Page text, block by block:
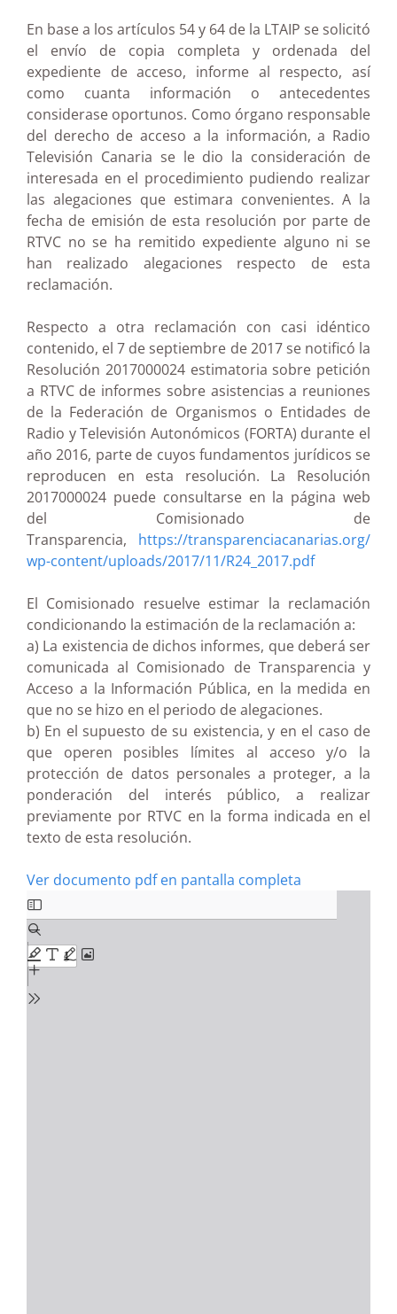
En base a los artículos 54 y 64 de la LTAIP se solicitó
el envío de copia completa y ordenada del
expediente de acceso, informe al respecto, así
como cuanta información o antecedentes
considerase oportunos. Como órgano responsable
del derecho de acceso a la información, a Radio
Televisión Canaria se le dio la consideración de
interesada en el procedimiento pudiendo realizar
las alegaciones que estimara convenientes. A la
fecha de emisión de esta resolución por parte de
RTVC no se ha remitido expediente alguno ni se
han realizado alegaciones respecto de esta
reclamación.
Respecto a otra reclamación con casi idéntico
contenido, el 7 de septiembre de 2017 se notificó la
Resolución 2017000024 estimatoria sobre petición
a RTVC de informes sobre asistencias a reuniones
de la Federación de Organismos o Entidades de
Radio y Televisión Autonómicos (FORTA) durante el
año 2016, parte de cuyos fundamentos jurídicos se
reproducen en esta resolución. La Resolución
2017000024 puede consultarse en la página web
del Comisionado de
Transparencia, https://transparenciacanarias.org/
wp-content/uploads/2017/11/R24_2017.pdf
El Comisionado resuelve estimar la reclamación
condicionando la estimación de la reclamación a:
a) La existencia de dichos informes, que deberá ser
comunicada al Comisionado de Transparencia y
Acceso a la Información Pública, en la medida en
que no se hizo en el periodo de alegaciones.
b) En el supuesto de su existencia, y en el caso de
que operen posibles límites al acceso y/o la
protección de datos personales a proteger, a la
ponderación del interés público, a realizar
previamente por RTVC en la forma indicada en el
texto de esta resolución.
Ver documento pdf en pantalla completa